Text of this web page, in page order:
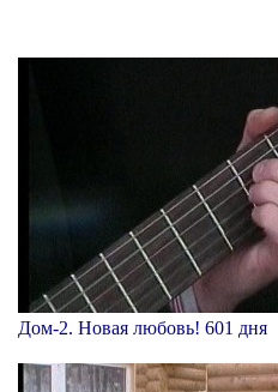
Дом-2. Новая любовь! 601 дня